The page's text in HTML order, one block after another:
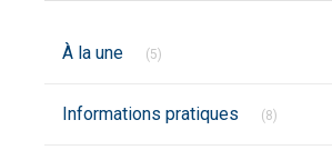
À la une (5)
Informations pratiques (8)